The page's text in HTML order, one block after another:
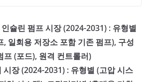
슐린 펌프 시장 (2024-2031) : 유형별
, 일회용 저장소 포함 기존 펌프), 구성
프 (포드), 원격 컨트롤러)
시장 (2024-2031) : 유형별 (고압 시스